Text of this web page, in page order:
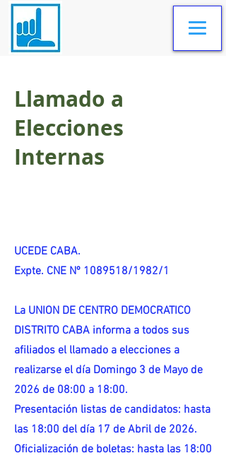
Llamado a
Elecciones
Internas
UCEDE CABA.
Expte. CNE Nº 1089518/1982/1
La UNION DE CENTRO DEMOCRATICO
DISTRITO CABA informa a todos sus
afiliados el llamado a elecciones a
realizarse el día Domingo 3 de Mayo de
2026 de 08:00 a 18:00.
Presentación listas de candidatos: hasta
las 18:00 del día 17 de Abril de 2026.
Oficialización de boletas: hasta las 18:00